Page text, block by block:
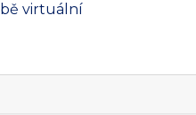
virtuální